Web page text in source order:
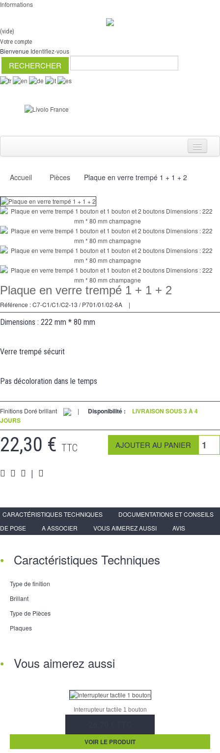
Informations
(vide)
Votre compte
Bienvenue Identifiez-vous
Interrupteurs
Variateurs
Supports
Accueil Pièces Plaque en verre trempé 1 + 1 + 2
Plaque en verre trempé 1 + 1 + 2
Référence :C7-C1/C1/C2-13 / P701/01/02-6A |
Dimensions : 222 mm * 80 mm
Verre trempé sécurit
Pas décoloration dans le temps
Finitions Doré brillant | Disponibilité :
LIVRAISON SOUS 3 À 4
JOURS
22,30 € TTC
|
CARACTÉRISTIQUES TECHNIQUES
DOCUMENTATIONS ET CONSEILS
DE POSE
A ASSOCIER VOUS AIMEREZ AUSSI AVIS
Caractéristiques Techniques
Type de finition
Brillant
Type de Pièces
Plaques
Vous aimerez aussi
Interrupteur tactile 1 bouton
VOIR LE PRODUIT